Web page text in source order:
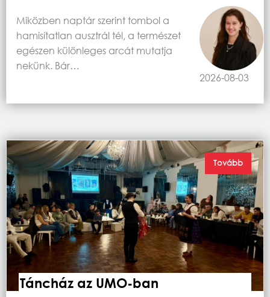
2026-08-03
Miközben naptár szerint tombol a
hamisítatlan ausztrál tél, a természet
egészen különleges arcát mutatja
nekünk. Bár…
Táncház az UMO-ban
Tovább